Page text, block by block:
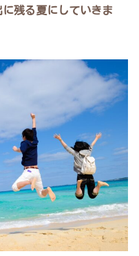
残る夏にしていきま